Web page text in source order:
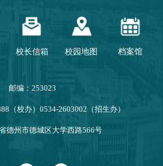
校长信箱 校园地图 档案馆
邮编：253023
（校办）0534-2603002（招生办）
德州市德城区大学西路566号